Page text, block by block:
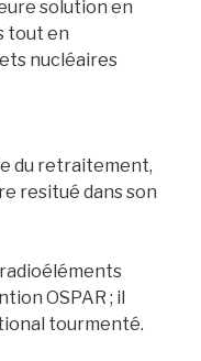
solution en
tout en
nucléaires
du retraitement,
resitué dans son
OSPAR ; il
tourmenté.